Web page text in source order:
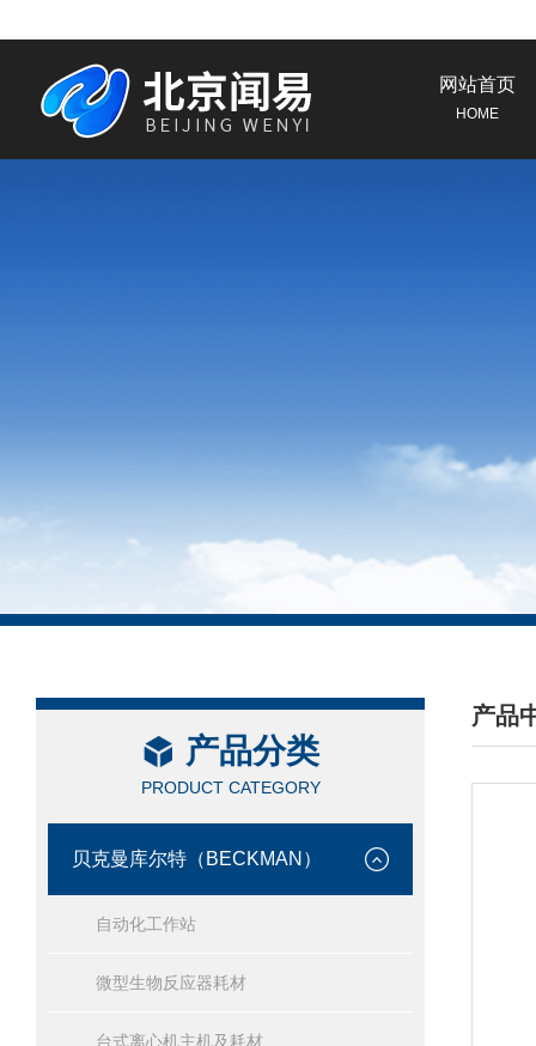
网站首页
HOME
产品分类
PRODUCT CATEGORY
贝克曼库尔特（BECKMAN）
自动化工作站
微型生物反应器耗材
台式离心机主机及耗材
产品
/